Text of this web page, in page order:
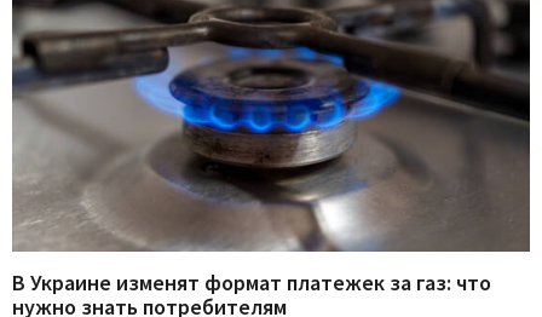
В Украине изменят формат платежек за газ: что
нужно знать потребителям